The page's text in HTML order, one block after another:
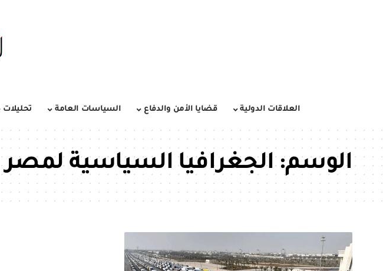
العلاقات الدولية قضايا الأمن والدفاع السياسات العامة تحليلات
الوسم:الجغرافيا السياسية لمصر